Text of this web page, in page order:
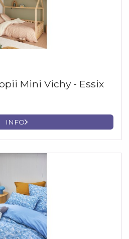
Mini Vichy - Essix
INFO